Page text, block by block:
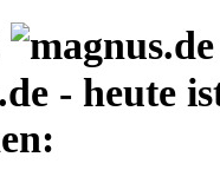
- heute